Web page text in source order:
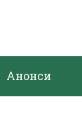
Анонси